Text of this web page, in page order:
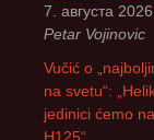
7. августа 2026.
Petar Vojinovic
Vučić o
na svetu“:
jedinici ćemo